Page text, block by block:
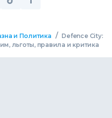
и Политика / Defence City:
льготы, правила и критика